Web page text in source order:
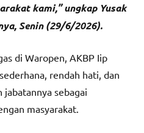
kami,” ungkap Yusak
Senin (29/6/2026).
di Waropen, AKBP Iip
rendah hati, dan
sebagai
masyarakat.